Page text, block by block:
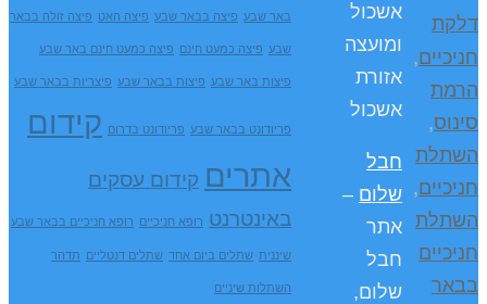
דלקת
חניכיים,
הרמת
סינוס,
השתלת
חניכיים,
השתלת
חניכיים
בבאר
באר שבע פיצה בבאר שבע פיצה האט פיצה זולה בבאר
שבע פיצה כמעט חינם פיצה כמעט חינם באר שבע
פיצות באר שבע פיצות בבאר שבע פיצריות בבאר שבע
פריודונט בבאר שבע פריודונט בדרום קידום
אתרים קידום עסקים
באינטרנט רופא חניכיים רופא חניכיים בבאר שבע
שיננית שתלים ביום אחד שתלים דנטליים תדהר
השתלות שיניים
אשכול
ומועצה
אזורת
אשכול
חבל
שלום –
אתר
חבל
שלום,